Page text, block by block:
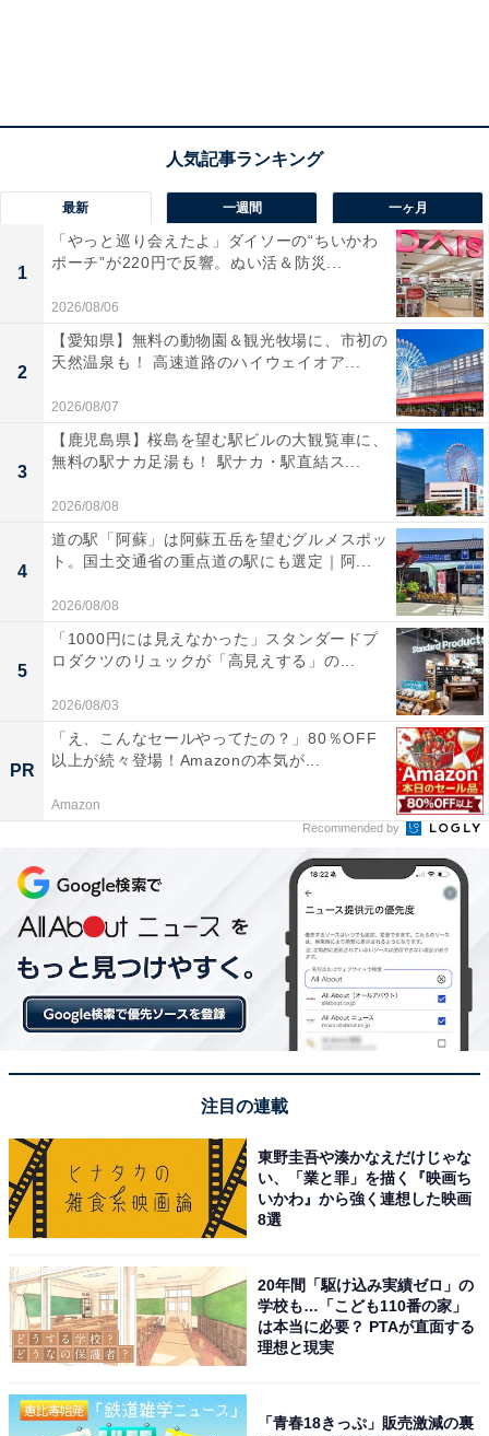
最新 一週間 一ヶ月
1
「やっと巡り会えたよ」ダイソーの“ちいかわ
ポーチ”が220円で反響。ぬい活＆防災...
2026/08/06
2
【愛知県】無料の動物園＆観光牧場に、市初の
天然温泉も！ 高速道路のハイウェイオア...
2026/08/07
3
【鹿児島県】桜島を望む駅ビルの大観覧車に、
無料の駅ナカ足湯も！ 駅ナカ・駅直結ス...
2026/08/08
4
道の駅「阿蘇」は阿蘇五岳を望むグルメスポッ
ト。国土交通省の重点道の駅にも選定｜阿...
2026/08/08
5
「1000円には見えなかった」スタンダードプ
ロダクツのリュックが「高見えする」の...
2026/08/03
PR
「え、こんなセールやってたの？」80％OFF
以上が続々登場！Amazonの本気が...
Amazon
Recommended by
注目の連載
東野圭吾や湊かなえだけじゃな
い、「業と罪」を描く『映画ち
いかわ』から強く連想した映画
8選
20年間「駆け込み実績ゼロ」の
学校も…「こども110番の家」
は本当に必要？ PTAが直面する
理想と現実
「青春18きっぷ」販売激減の裏